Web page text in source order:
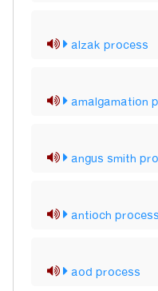
alzak process
amalgamation
angus smith
antioch process
aod process